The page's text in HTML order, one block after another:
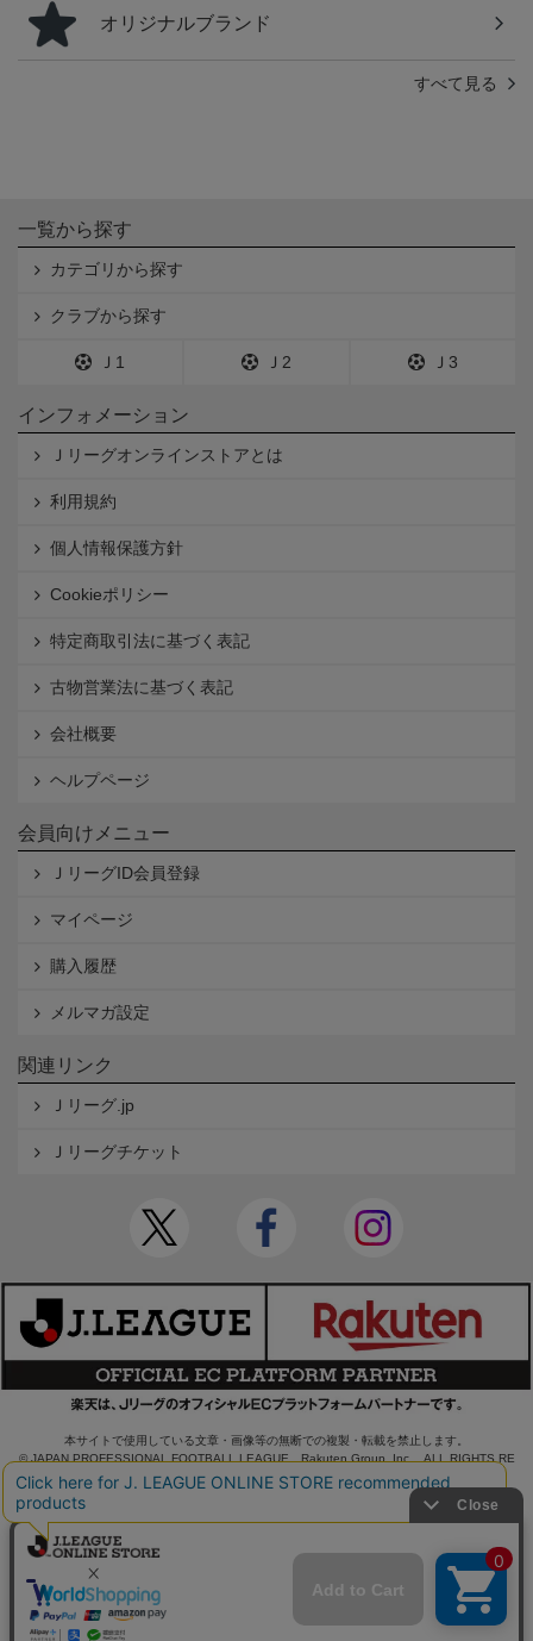
オリジナルブランド
すべて見る
一覧から探す
カテゴリから探す
クラブから探す
Ｊ1 Ｊ2 Ｊ3
インフォメーション
Ｊリーグオンラインストアとは
利用規約
個人情報保護方針
Cookieポリシー
特定商取引法に基づく表記
古物営業法に基づく表記
会社概要
ヘルプページ
会員向けメニュー
ＪリーグID会員登録
マイページ
購入履歴
メルマガ設定
関連リンク
Ｊリーグ.jp
Ｊリーグチケット
本サイトで使用している文章・画像等の無断での複製・転載を禁止します。
© JAPAN PROFESSIONAL FOOTBALL LEAGUE Rakuten Group, Inc. ALL RIGHTS RE
SERVED.